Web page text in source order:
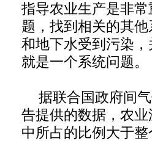
指导农业生产是非
题，找到相关的其
和地下水受到污染
就是一个系统问题。
据联合国政府间
告提供的数据，农
中所占的比例大于